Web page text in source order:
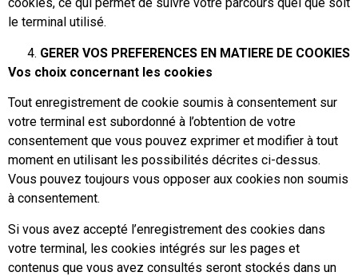
cookies, ce qui permet de suivre votre parcours quel que soit
le terminal utilisé.
GERER VOS PREFERENCES EN MATIERE DE COOKIES
Vos choix concernant les cookies
Tout enregistrement de cookie soumis à consentement sur
votre terminal est subordonné à l’obtention de votre
consentement que vous pouvez exprimer et modifier à tout
moment en utilisant les possibilités décrites ci-dessus.
Vous pouvez toujours vous opposer aux cookies non soumis
à consentement.
Si vous avez accepté l’enregistrement des cookies dans
votre terminal, les cookies intégrés sur les pages et
contenus que vous avez consultés seront stockés dans un